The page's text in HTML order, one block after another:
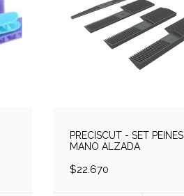
PRECISCUT - SET PEINES
MANO ALZADA
$22.670